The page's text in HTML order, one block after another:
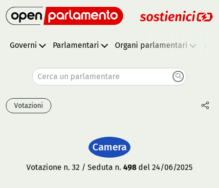
Governi Parlamentari Organi parlamentari
Cerca un parlamentare
Votazioni
Camera
Votazione n. 32 / Seduta n. 498 del 24/06/2025